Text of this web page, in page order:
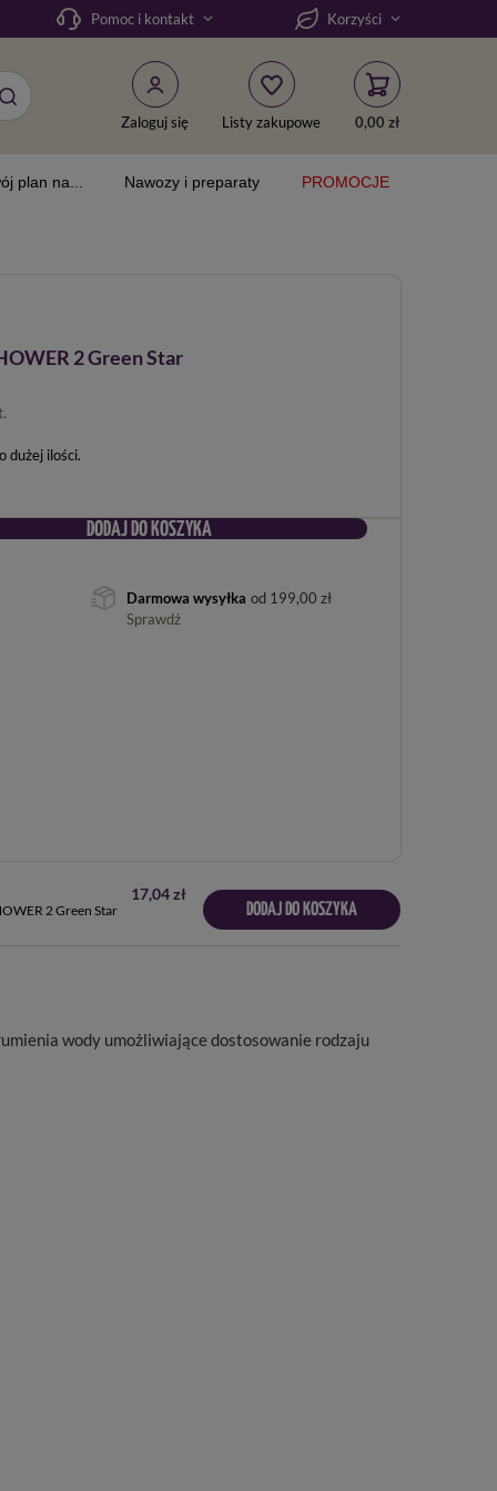
Pomoc i kontakt Korzyści
Zaloguj się Listy zakupowe 0,00 zł
plan na... Nawozy i preparaty PROMOCJE
2 Green Star
dużej ilości
DODAJ DO KOSZYKA
Darmowa wysyłka od 199,00 zł
Sprawdź
2 Green Star
17,04 zł
DODAJ DO KOSZYKA
wody umożliwiające dostosowanie rodzaju